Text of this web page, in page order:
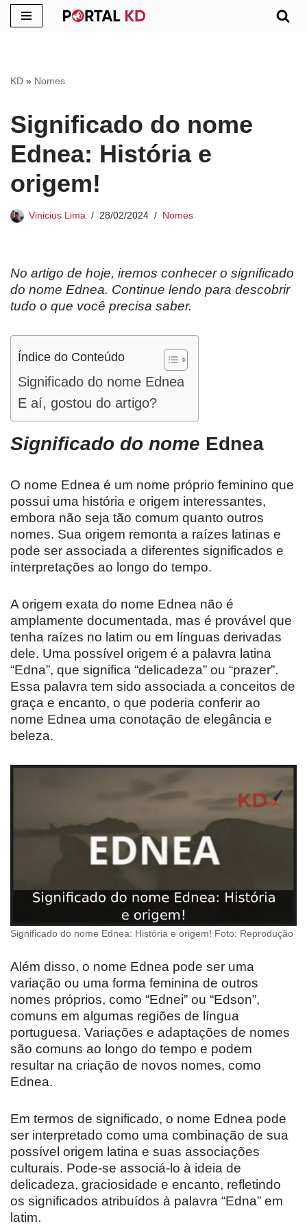
conteúdo
KD » Nomes
Significado do nome
Ednea: História e
origem!
Vinicius Lima 28/02/2024 Nomes
No artigo de hoje, iremos conhecer o significado
do nome Ednea. Continue lendo para descobrir
tudo o que você precisa saber.
Índice do Conteúdo
Significado do nome Ednea
E aí, gostou do artigo?
Significado do nome Ednea
O nome Ednea é um nome próprio feminino que
possui uma história e origem interessantes,
embora não seja tão comum quanto outros
nomes. Sua origem remonta a raízes latinas e
pode ser associada a diferentes significados e
interpretações ao longo do tempo.
A origem exata do nome Ednea não é
amplamente documentada, mas é provável que
tenha raízes no latim ou em línguas derivadas
dele. Uma possível origem é a palavra latina
“Edna”, que significa “delicadeza” ou “prazer”.
Essa palavra tem sido associada a conceitos de
graça e encanto, o que poderia conferir ao
nome Ednea uma conotação de elegância e
beleza.
Significado do nome Ednea: História e origem! Foto: Reprodução
Além disso, o nome Ednea pode ser uma
variação ou uma forma feminina de outros
nomes próprios, como “Ednei” ou “Edson”,
comuns em algumas regiões de língua
portuguesa. Variações e adaptações de nomes
são comuns ao longo do tempo e podem
resultar na criação de novos nomes, como
Ednea.
Em termos de significado, o nome Ednea pode
ser interpretado como uma combinação de sua
possível origem latina e suas associações
culturais. Pode-se associá-lo à ideia de
delicadeza, graciosidade e encanto, refletindo
os significados atribuídos à palavra “Edna” em
latim.